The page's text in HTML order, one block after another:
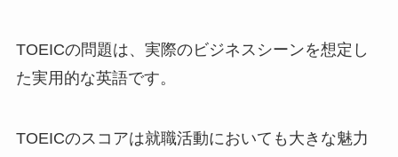
TOEICの問題は、実際のビジネスシーンを想定し
た実用的な英語です。
TOEICのスコアは就職活動においても大きな魅力